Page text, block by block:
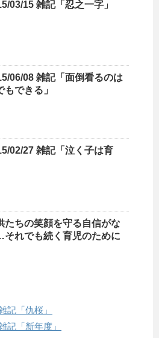
03/15 雑記「忍之一字」
06/08 雑記「面倒看るのは
もできる」
02/27 雑記「泣く子は育
たちの笑顔を守る自信がな
れでも続く育児のために
記「仇桜」
記「新年度」